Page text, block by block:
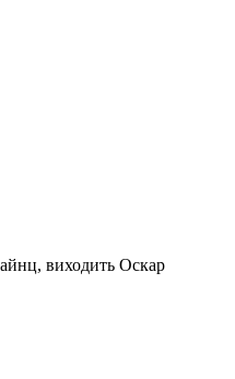
виходить Оскар